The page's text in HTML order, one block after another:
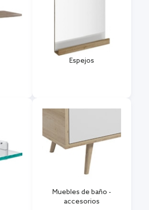
Espejos
Muebles de baño -
accesorios